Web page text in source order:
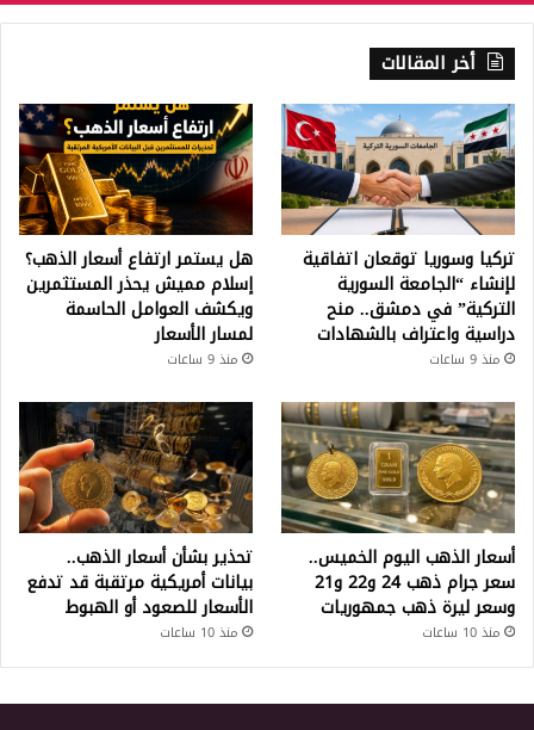
أخر المقالات
تركيا وسوريا توقعان اتفاقية
لإنشاء “الجامعة السورية
التركية” في دمشق.. منح
دراسية واعتراف بالشهادات
منذ 9 ساعات
هل يستمر ارتفاع أسعار الذهب؟
إسلام مميش يحذر المستثمرين
ويكشف العوامل الحاسمة
لمسار الأسعار
منذ 9 ساعات
أسعار الذهب اليوم الخميس..
سعر جرام ذهب 24 و22 و21
وسعر ليرة ذهب جمهوريات
منذ 10 ساعات
تحذير بشأن أسعار الذهب..
بيانات أمريكية مرتقبة قد تدفع
الأسعار للصعود أو الهبوط
منذ 10 ساعات